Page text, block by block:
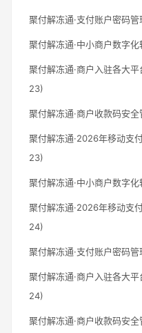
聚付解冻通·支付账户密码
聚付解冻通·中小商户数字
聚付解冻通·商户入驻各大
23)
聚付解冻通·商户收款码安
聚付解冻通·2026年移动支
23)
聚付解冻通·中小商户数字
聚付解冻通·2026年移动支
24)
聚付解冻通·支付账户密码
聚付解冻通·商户入驻各大
24)
聚付解冻通·商户收款码安